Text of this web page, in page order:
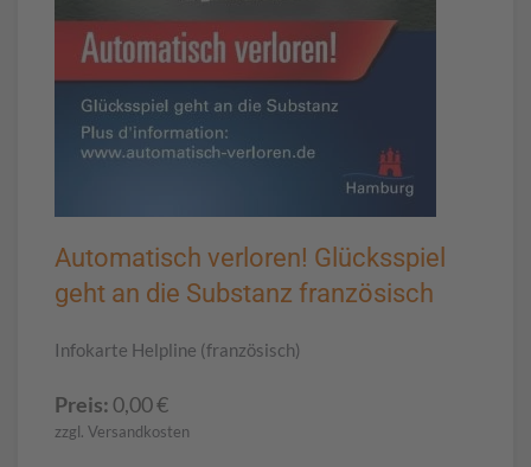
Automatisch verloren! Glücksspiel
geht an die Substanz französisch
Infokarte Helpline (französisch)
Preis: 0,00€
zzgl. Versandkosten